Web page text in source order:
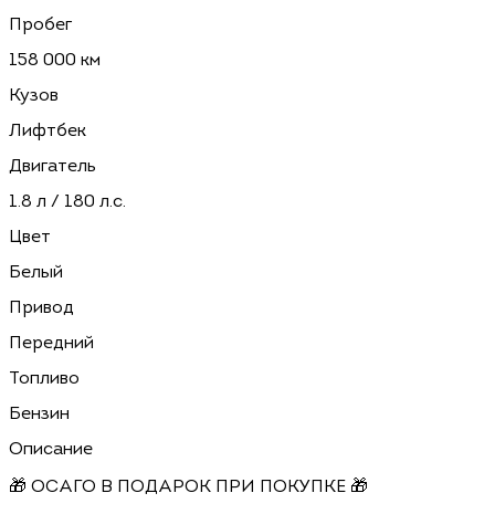
Пробег
158 000 км
Кузов
Лифтбек
Двигатель
1.8 л / 180 л.с.
Цвет
Белый
Привод
Передний
Топливо
Бензин
Описание
🎁 ОСАГО В ПОДАРОК ПРИ ПОКУПКЕ 🎁